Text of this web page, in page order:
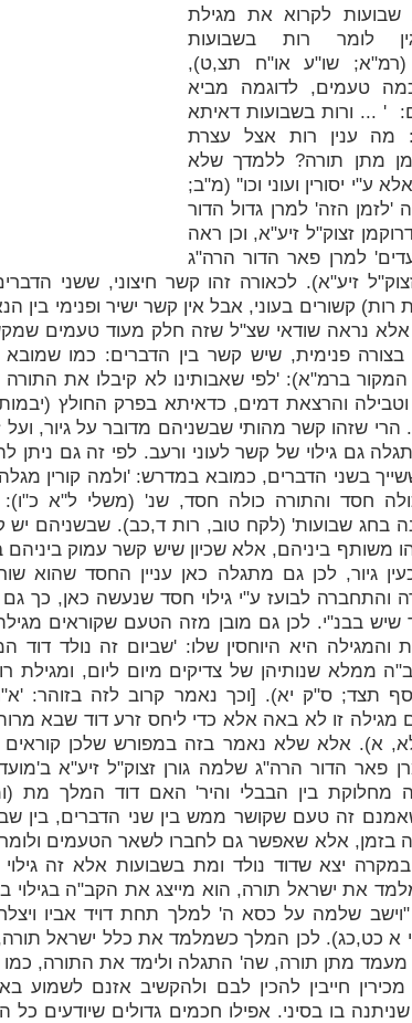
שבועות לקרוא את מגילת
לומר רות בשבועות
(רמ"א; שו"ע או"ח תצ,ט),
טעמים, לדוגמה מביא
' ... ורות בשבועות דאיתא
מה ענין רות אצל עצרת
מתן תורה? ללמדך שלא
ע"י יסורין ועוני וכו'' (מ"ב;
'לזמן הזה' למרן גדול הדור
זצוק"ל זיע"א, וכן ראה
למרן פאר הדור הרה"ג
זיע"א). לכאורה זהו קשר חיצוני, ששני
רות) קשורים בעוני, אבל אין קשר ישיר ופנימי בין
נראה שודאי שצ"ל שזה חלק מעוד טעמים
בצורה פנימית, שיש קשר בין הדברים: כמו
המקור ברמ"א): 'לפי שאבותינו לא קיבלו את התורה
והרצאת דמים, כדאיתא בפרק החולץ
הרי שזהו קשר מהותי שבשניהם מדובר על גיור,
גם גילוי של קשר לעוני ורעב. לפי זה גם ניתן
בשני הדברים, כמובא במדרש: 'ולמה קורין
חסד והתורה כולה חסד, שנ' (משלי ל"א
בחג שבועות' (לקח טוב, רות ד,כב). שבשניהם
משותף ביניהם, אלא שכיון שיש קשר עמוק ביניהם
גיור, לכן גם מתגלה כאן עניין החסד שהוא
והתחברה לבועז ע"י גילוי חסד שנעשה כאן, כך
שיש בבנ"י. לכן גם מובן מזה הטעם שקוראים
והמגילה היא היוחסין שלו: 'שביום זה נולד דוד
ממלא שנותיהן של צדיקים מיום ליום, ומגילת
תצד; ס"ק יא). [וכך נאמר קרוב לזה בזוהר:
מגילה זו לא באה אלא כדי ליחס זרע דוד שבא
א). אלא שלא נאמר בזה במפורש שלכן קוראים
פאר הדור הרה"ג שלמה גורן זצוק"ל זיע"א
בין הבבלי והיר' האם דוד המלך מת
זה טעם שקושר ממש בין שני הדברים, בין
בזמן, אלא שאפשר גם לחברו לשאר הטעמים
יצא שדוד נולד ומת בשבועות אלא זה
את ישראל תורה, הוא מייצג את הקב"ה בגילוי
וישב שלמה על כסא ה' למלך תחת דויד אביו ויצלח
א כט,כג). לכן המלך כשמלמד את כלל ישראל
מעמד מתן תורה, שה' התגלה ולימד את התורה,
מכירין חייבין להכין לבם ולהקשיב אזנם לשמוע
בו בסיני. אפילו חכמים גדולים שיודעים כל